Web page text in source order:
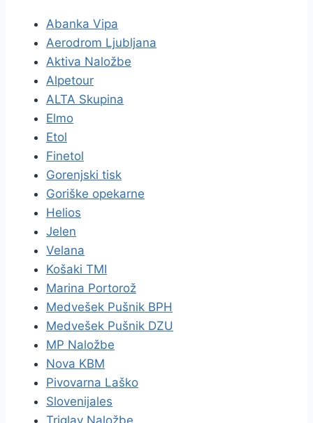
Abanka Vipa
Aerodrom Ljubljana
Aktiva Naložbe
Alpetour
ALTA Skupina
Elmo
Etol
Finetol
Gorenjski tisk
Goriške opekarne
Helios
Jelen
Velana
Košaki TMI
Marina Portorož
Medvešek Pušnik BPH
Medvešek Pušnik DZU
MP Naložbe
Nova KBM
Pivovarna Laško
Slovenijales
Triglav Naložbe